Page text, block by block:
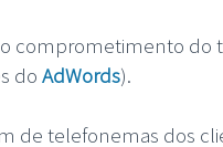
comprometimento do
do AdWords).
de telefonemas dos